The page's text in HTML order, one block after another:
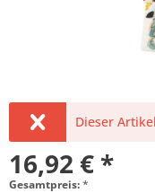
Dieser
16,92 € *
Gesamtpreis:*